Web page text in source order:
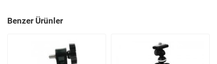
Benzer Ürünler